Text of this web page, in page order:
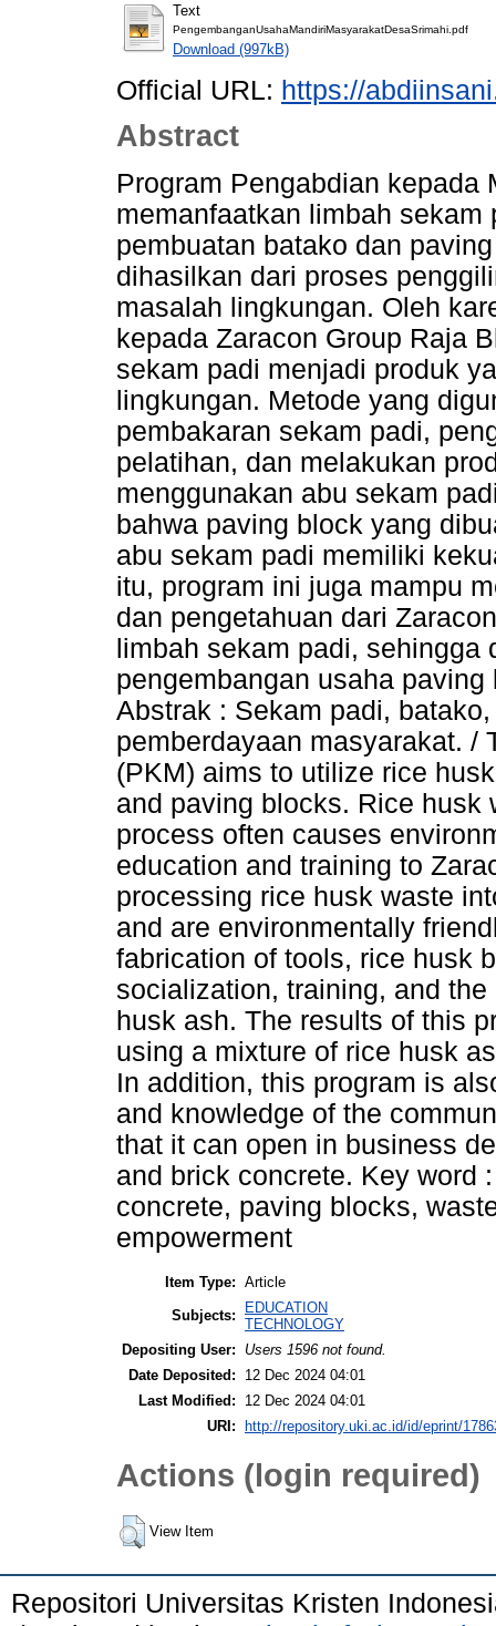
Text
PengembanganUsahaMandiriMasyarakatDesaSrimahi.pdf
Download (997kB)
Official URL: https://
Abstract
Program Pengabdian kepada
memanfaatkan limbah
pembuatan batako dan
dihasilkan dari proses
masalah lingkungan. Oleh
kepada Zaracon Group Raja
sekam padi menjadi produk
lingkungan. Metode yang
pembakaran sekam padi,
pelatihan, dan melakukan
menggunakan abu sekam
bahwa paving block yang
abu sekam padi memiliki
itu, program ini juga mampu
dan pengetahuan dari
limbah sekam padi,
pengembangan usaha
Abstrak : Sekam padi,
pemberdayaan masyarakat. /
(PKM) aims to utilize rice
and paving blocks. Rice husk
process often causes
education and training to
processing rice husk waste
and are environmentally
fabrication of tools, rice husk
socialization, training, and
husk ash. The results of this
using a mixture of rice husk
In addition, this program is
and knowledge of the
that it can open in business
and brick concrete. Key word
concrete, paving blocks,
empowerment
Item Type: Article
Subjects:
EDUCATION
TECHNOLOGY
Depositing User:
Users 1596 not found.
Date Deposited:
12 Dec 2024 04:01
Last Modified:
12 Dec 2024 04:01
URI:
http://repository.uki.ac.id/id/eprint/
Actions (login required)
View Item
Repositori Universitas Kristen